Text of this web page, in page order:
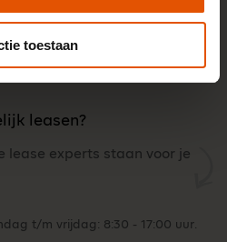
toestaan
leasen?
lease experts staan voor je
t/m vrijdag: 8:30 - 17:00 uur.